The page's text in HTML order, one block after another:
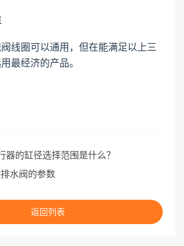
圈可以通用，但在能满足以上三
最经济的产品。
器的缸径选择范围是什么？
水阀的参数
返回列表